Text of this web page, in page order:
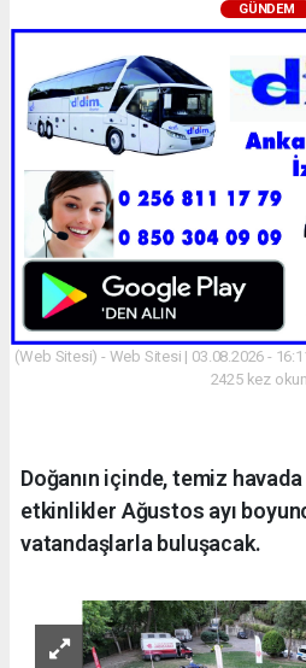
GÜNDEM
(Web Sitesi) - Web Sitesi | 03.08.2026 -
2425 kez
Doğanın içinde, temiz
etkinlikler Ağustos ayı
vatandaşlarla buluşacak.